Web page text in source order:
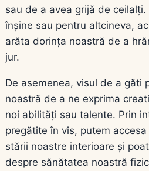
sau de a avea grijă de
înșine sau pentru altcineva,
arăta dorința noastră de a
jur.
De asemenea, visul de a găti
noastră de a ne exprima
noi abilități sau talente. Prin
pregătite în vis, putem
stării noastre interioare și
despre sănătatea noastră